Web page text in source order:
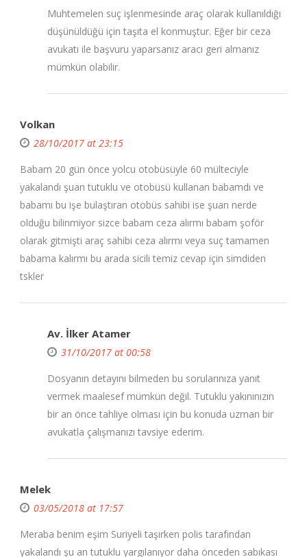
Muhtemelen suç işlenmesinde araç olarak kullanıldığı
düşünüldüğü için taşıta el konmuştur. Eğer bir ceza
avukatı ile başvuru yaparsanız aracı geri almanız
mümkün olabilir.
Volkan
28/10/2017 at 23:15
Babam 20 gün önce yolcu otobüsüyle 60 mülteciyle
yakalandı şuan tutuklu ve otobüsü kullanan babamdı ve
babamı bu işe bulaştıran otobüs sahibi ise şuan nerde
olduğu bilinmiyor sizce babam ceza alırmı babam şoför
olarak gitmişti araç sahibi ceza alırmı veya suç tamamen
babama kalırmı bu arada sicili temiz cevap için simdiden
tskler
Av. İlker Atamer
31/10/2017 at 00:58
Dosyanın detayını bilmeden bu sorularınıza yanıt
vermek maalesef mümkün değil. Tutuklu yakınınızın
bir an önce tahliye olması için bu konuda uzman bir
avukatla çalışmanızı tavsiye ederim.
Melek
03/05/2018 at 17:57
Meraba benim eşim Suriyeli taşırken polis tarafından
yakalandı şu an tutuklu yargılanıyor daha önceden sabıkası